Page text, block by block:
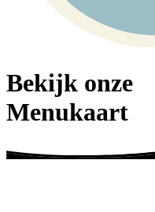
Bekijk onze
Menukaart